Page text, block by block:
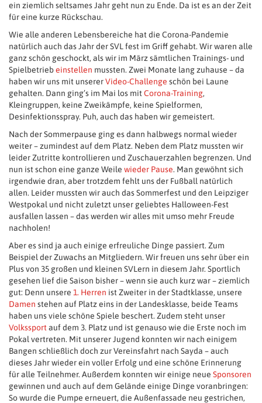
ein ziemlich seltsames Jahr geht nun zu Ende. Da ist es an der Zeit
für eine kurze Rückschau.
Wie alle anderen Lebensbereiche hat die Corona-Pandemie
natürlich auch das Jahr der SVL fest im Griff gehabt. Wir waren alle
ganz schön geschockt, als wir im März sämtlichen Trainings- und
Spielbetriebeinstellen mussten. Zwei Monate lang zuhause – da
haben wir uns mit unsererVideo-Challenge schön bei Laune
gehalten. Dann ging’s im Mai los mit Corona-Training,
Kleingruppen, keine Zweikämpfe, keine Spielformen,
Desinfektionsspray. Puh, auch das haben wir gemeistert.
Nach der Sommerpause ging es dann halbwegs normal wieder
weiter – zumindest auf dem Platz. Neben dem Platz mussten wir
leider Zutritte kontrollieren und Zuschauerzahlen begrenzen. Und
nun ist schon eine ganze Weile wieder Pause. Man gewöhnt sich
irgendwie dran, aber trotzdem fehlt uns der Fußball natürlich
allen. Leider mussten wir auch das Sommerfest und den Leipziger
Westpokal und nicht zuletzt unser geliebtes Halloween-Fest
ausfallen lassen – das werden wir alles mit umso mehr Freude
nachholen!
Aber es sind ja auch einige erfreuliche Dinge passiert. Zum
Beispiel der Zuwachs an Mitgliedern. Wir freuen uns sehr über ein
Plus von 35 großen und kleinen SVLern in diesem Jahr. Sportlich
gesehen lief die Saison bisher – wenn sie auch kurz war – ziemlich
gut: Denn unsere 1. Herren ist Zweiter in der Stadtklasse, unsere
Damen stehen auf Platz eins in der Landesklasse, beide Teams
haben uns viele schöne Spiele beschert. Zudem steht unser
Volkssport auf dem 3. Platz und ist genauso wie die Erste noch im
Pokal vertreten. Mit unserer Jugend konnten wir nach einigem
Bangen schließlich doch zur Vereinsfahrt nach Sayda – auch
dieses Jahr wieder ein voller Erfolg und eine schöne Erinnerung
für alle Teilnehmer. Außerdem konnten wir einige neue Sponsoren
gewinnen und auch auf dem Gelände einige Dinge voranbringen:
So wurde die Pumpe erneuert, die Außenfassade neu gestrichen,